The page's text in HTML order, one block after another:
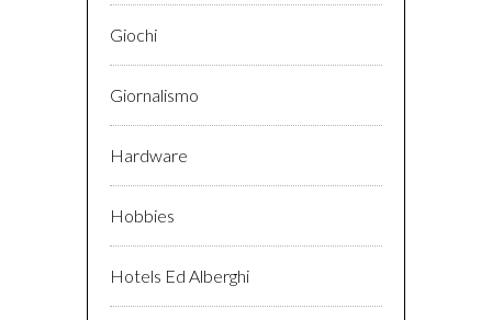
Giochi
Giornalismo
Hardware
Hobbies
Hotels Ed Alberghi